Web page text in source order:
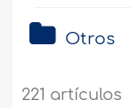
Otros
221 artículos